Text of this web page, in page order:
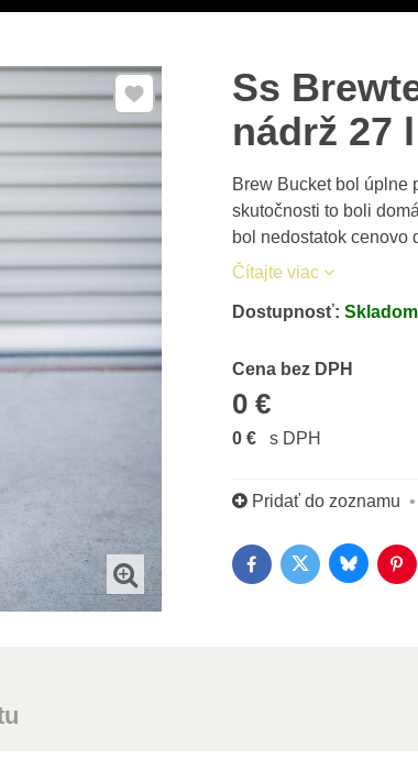
Ss
nádrž 27 l
Brew Bucket bol úplne
skutočnosti to boli
bol nedostatok cenovo
Čítajte viac
Pridať k Obľúbeným
Dostupnosť:
Cena bez DPH
0 €
Cena s DPH
0 € s DPH
Pridať do zoznamu
FacebookTwitterBluesky